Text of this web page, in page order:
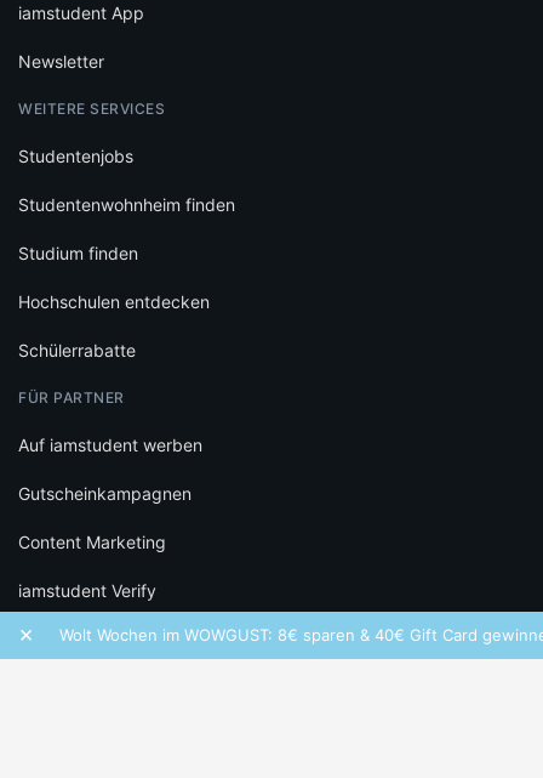
×Wolt Wochen im WOWGUST: 8€ sparen & 40€ Gift Card gewinnen!
iamstudent App
Newsletter
WEITERE SERVICES
Studentenjobs
Studentenwohnheim finden
Studium finden
Hochschulen entdecken
Schülerrabatte
FÜR PARTNER
Auf iamstudent werben
Gutscheinkampagnen
Content Marketing
iamstudent Verify